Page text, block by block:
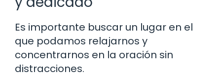
Es importante buscar un lugar en el
que podamos relajarnos y
concentrarnos en la oración sin
distracciones.